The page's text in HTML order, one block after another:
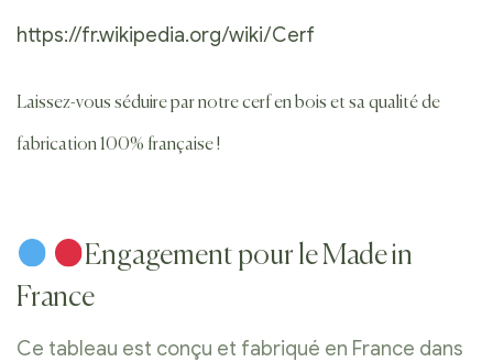
https://fr.wikipedia.org/wiki/Cerf
Laissez-vous séduire par notre cerf en bois et sa qualité de
fabrication 100% française !
Engagement pour le Made in
France
Ce tableau est conçu et fabriqué en France dans